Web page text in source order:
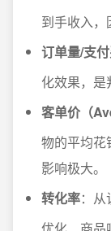
到手收入，
订单量/支
化效果，是
客单价（
物的平均花
影响极大。
转化率：